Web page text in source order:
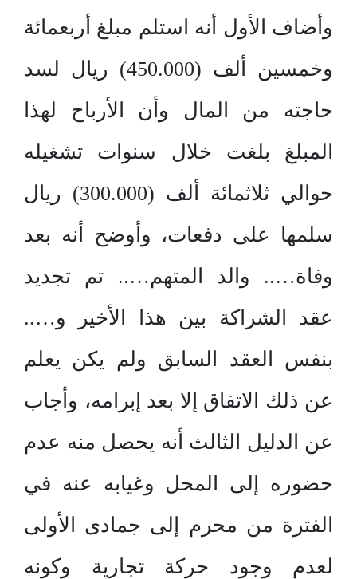
وأضاف الأول أنه استلم مبلغ أربعمائة
وخمسين ألف (450.000) ريال لسد
حاجته من المال وأن الأرباح لهذا
المبلغ بلغت خلال سنوات تشغيله
حوالي ثلاثمائة ألف (300.000) ريال
سلمها على دفعات، وأوضح أنه بعد
وفاة….. والد المتهم….. تم تجديد
عقد الشراكة بين هذا الأخير و…..
بنفس العقد السابق ولم يكن يعلم
عن ذلك الاتفاق إلا بعد إبرامه، وأجاب
عن الدليل الثالث أنه يحصل منه عدم
حضوره إلى المحل وغيابه عنه في
الفترة من محرم إلى جمادى الأولى
لعدم وجود حركة تجارية وكونه